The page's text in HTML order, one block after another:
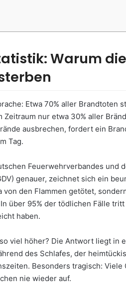
Warum
Etwa 70% aller Brandtoten
nur etwa 30% aller
ausbrechen, fordert ein
Tag.
Feuerwehrverbandes und
genauer, zeichnet sich ein
den Flammen getötet,
über 95% der tödlichen Fälle
haben.
viel höher? Die Antwort liegt in
des Schlafes, der
Besonders tragisch: Viele
nie wieder auf.